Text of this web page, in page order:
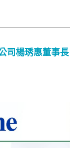
司楊琇惠董事長